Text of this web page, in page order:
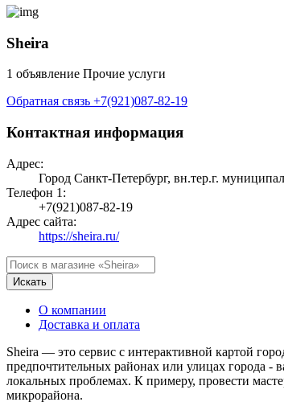
Sheira
1 объявление Прочие услуги
Обратная связь +7(921)087-82-19
Контактная информация
Адрес:
Город Санкт-Петербург, вн.тер.г.
Телефон 1:
+7(921)087-82-19
Адрес сайта:
https://sheira.ru/
Искать
О компании
Доставка и оплата
Sheira — это сервис с интерактивной картой
предпочтительных районах или улицах города -
локальных проблемах. К примеру, провести
микрорайона.